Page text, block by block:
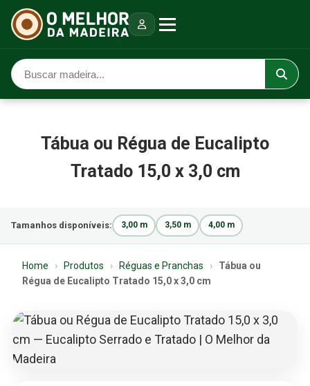
Tábua ou Régua de Eucalipto
Tratado 15,0 x 3,0 cm
Tamanhos disponíveis: 3,00 m 3,50 m 4,00 m
Home › Produtos › Réguas e Pranchas ›
Tábua ou
Régua de Eucalipto Tratado 15,0 x 3,0 cm